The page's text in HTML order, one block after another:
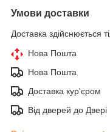
Умови доставки
Доставка здійснюється
Нова Пошта
Нова Пошта
Доставка кур'єром
Від дверей до Двері